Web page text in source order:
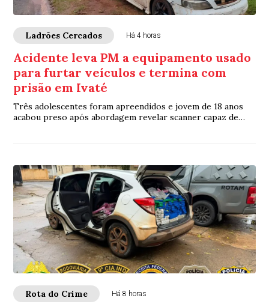
Ladrões Cercados Há 4 horas
Acidente leva PM a equipamento usado
para furtar veículos e termina com
prisão em Ivaté
Três adolescentes foram apreendidos e jovem de 18 anos
acabou preso após abordagem revelar scanner capaz de
Rota do Crime Há 8 horas